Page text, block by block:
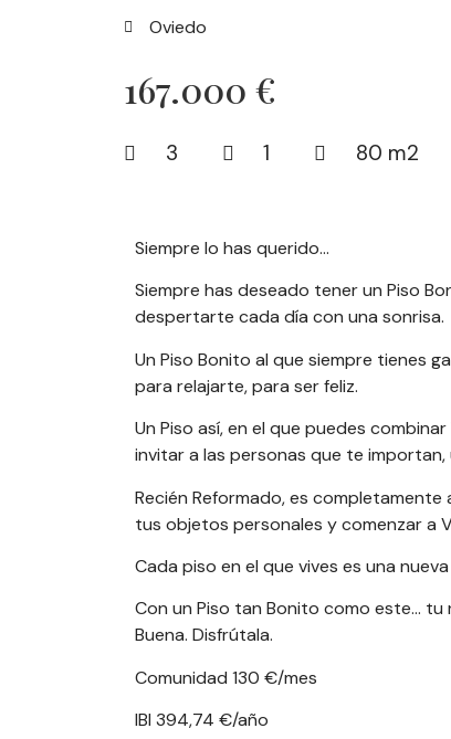
Oviedo
167.000 €
3 1 80 m2
Siempre lo has querido…
Siempre has deseado tener un Piso
despertarte cada día con una sonrisa.
Un Piso Bonito al que siempre tienes
para relajarte, para ser feliz.
Un Piso así, en el que puedes
invitar a las personas que te
Recién Reformado, es
tus objetos personales y comenzar a
Cada piso en el que vives es una
Con un Piso tan Bonito como este…
Buena. Disfrútala.
Comunidad 130 €/mes
IBI 394,74 €/año